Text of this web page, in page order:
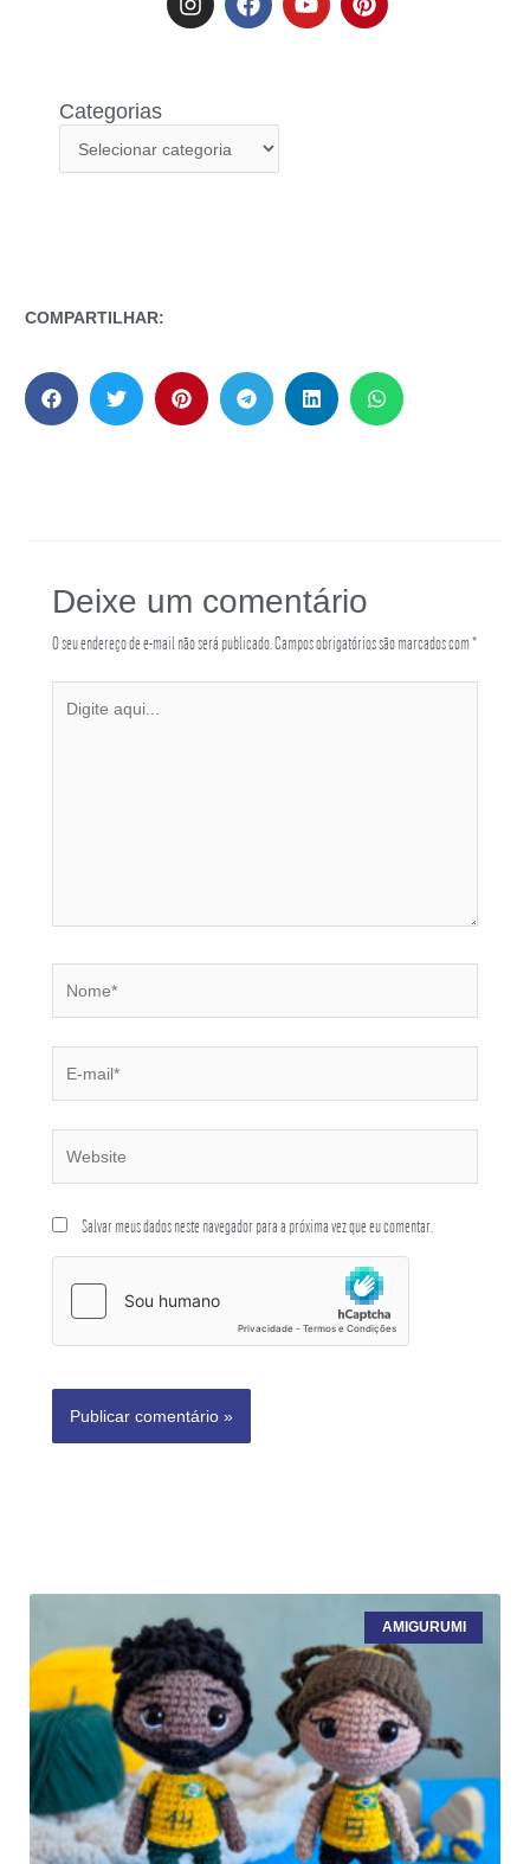
Categorias
COMPARTILHAR:
Deixe um comentário
O seu endereço de e-mail não será publicado. Campos obrigatórios são marcados com*
Salvar meus dados neste navegador para a próxima vez que eu comentar.
AMIGURUMI